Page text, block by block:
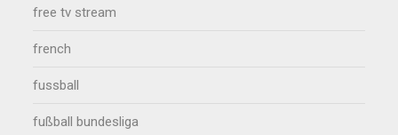
free tv stream
french
fussball
fußball bundesliga